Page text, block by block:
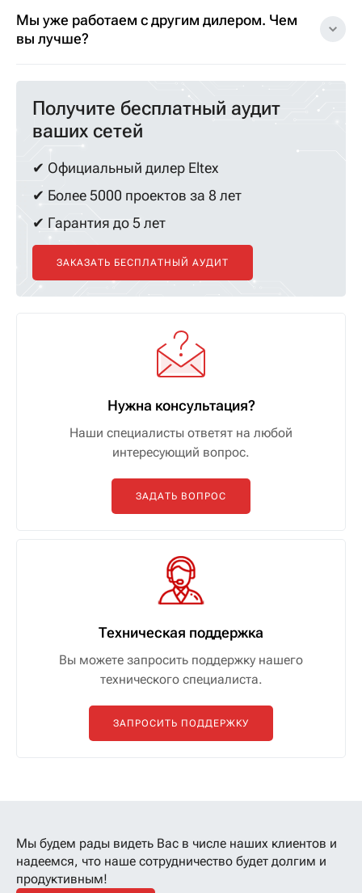
Мы уже работаем с другим дилером. Чем
вы лучше?
Получите бесплатный аудит
ваших сетей
✔ Официальный дилер Eltex
✔ Более 5000 проектов за 8 лет
✔ Гарантия до 5 лет
ЗАКАЗАТЬ БЕСПЛАТНЫЙ АУДИТ
Нужна консультация?
Наши специалисты ответят на любой
интересующий вопрос.
ЗАДАТЬ ВОПРОС
Техническая поддержка
Вы можете запросить поддержку нашего
технического специалиста.
ЗАПРОСИТЬ ПОДДЕРЖКУ
Мы будем рады видеть Вас в числе наших клиентов и
надеемся, что наше сотрудничество будет долгим и
продуктивным!